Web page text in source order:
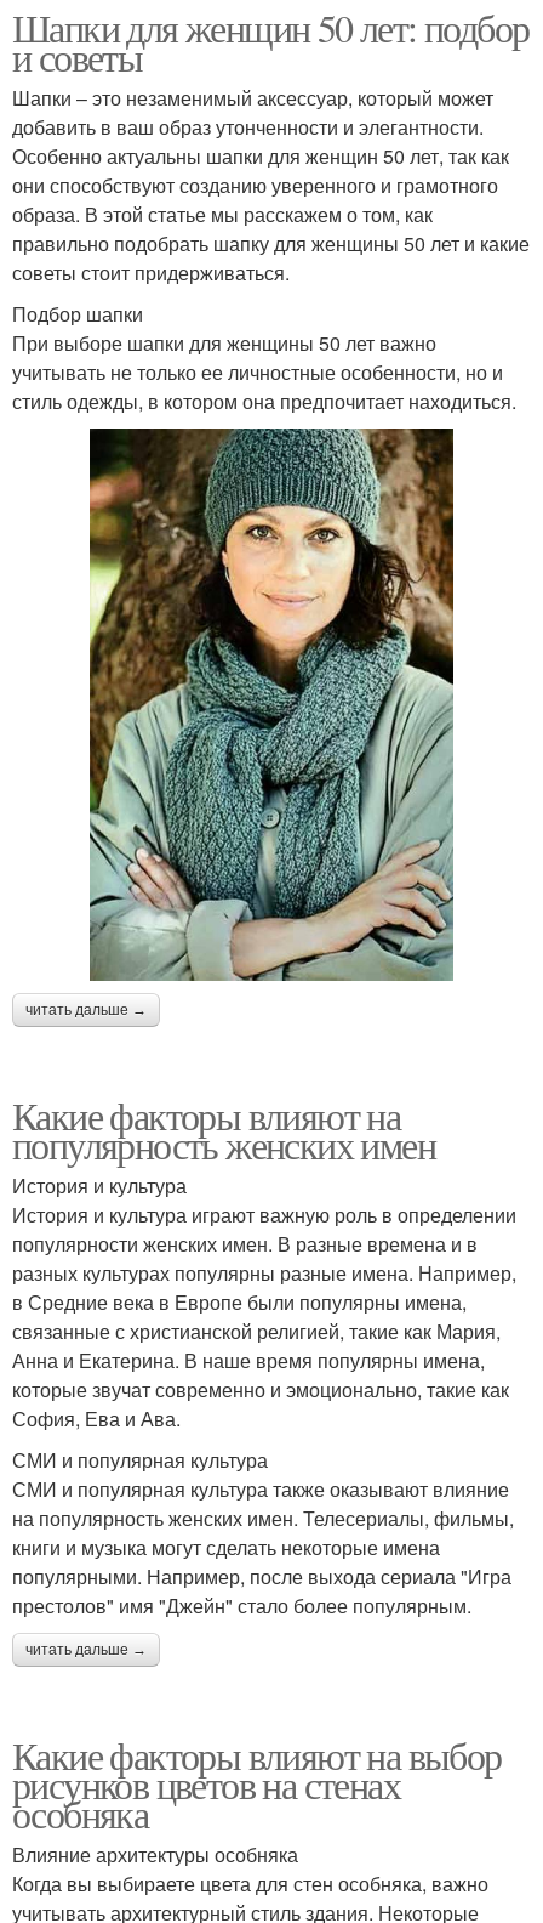
Шапки для женщин 50 лет: подбор
и советы
Шапки – это незаменимый аксессуар, который может
добавить в ваш образ утонченности и элегантности.
Особенно актуальны шапки для женщин 50 лет, так как
они способствуют созданию уверенного и грамотного
образа. В этой статье мы расскажем о том, как
правильно подобрать шапку для женщины 50 лет и какие
советы стоит придерживаться.
Подбор шапки
При выборе шапки для женщины 50 лет важно
учитывать не только ее личностные особенности, но и
стиль одежды, в котором она предпочитает находиться.
читать дальше →
Какие факторы влияют на
популярность женских имен
История и культура
История и культура играют важную роль в определении
популярности женских имен. В разные времена и в
разных культурах популярны разные имена. Например,
в Средние века в Европе были популярны имена,
связанные с христианской религией, такие как Мария,
Анна и Екатерина. В наше время популярны имена,
которые звучат современно и эмоционально, такие как
София, Ева и Ава.
СМИ и популярная культура
СМИ и популярная культура также оказывают влияние
на популярность женских имен. Телесериалы, фильмы,
книги и музыка могут сделать некоторые имена
популярными. Например, после выхода сериала "Игра
престолов" имя "Джейн" стало более популярным.
читать дальше →
Какие факторы влияют на выбор
рисунков цветов на стенах
особняка
Влияние архитектуры особняка
Когда вы выбираете цвета для стен особняка, важно
учитывать архитектурный стиль здания. Некоторые